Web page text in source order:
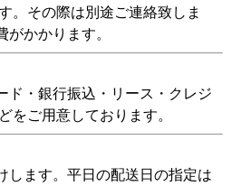
。その際は別途ご連絡致しま
かかります。
ド・銀行振込・リース・クレジ
をご用意しております。
します。平日の配送日の指定は